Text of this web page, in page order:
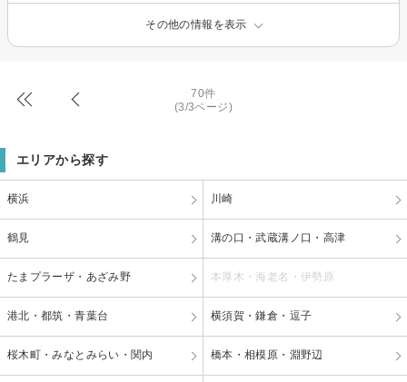
その他の情報を表示
70件
(3/3ページ)
エリアから探す
横浜 川崎
鶴見 溝の口・武蔵溝ノ口・高津
たまプラーザ・あざみ野 本厚木・海老名・伊勢原
港北・都筑・青葉台 横須賀・鎌倉・逗子
桜木町・みなとみらい・関内 橋本・相模原・淵野辺